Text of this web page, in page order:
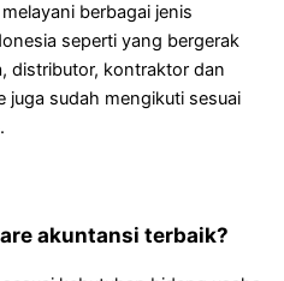
berbagai jenis
seperti yang bergerak
distributor, kontraktor dan
juga sudah mengikuti sesuai
akuntansi terbaik?